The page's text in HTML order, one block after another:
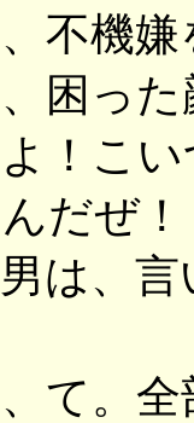
不機
困っ
よ！こ
だぜ！
は、
、て。